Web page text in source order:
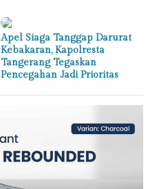
Apel Siaga Tanggap Darurat
Kebakaran, Kapolresta
Tangerang Tegaskan
Pencegahan Jadi Prioritas